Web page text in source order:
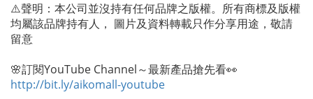
⚠️聲明：本公司並沒持有任何品牌之版權。所有商標及版權
均屬該品牌持有人， 圖片及資料轉載只作分享用途，敬請
留意
🌸訂閱YouTube Channel～最新產品搶先看👀
http://bit.ly/aikomall-youtube